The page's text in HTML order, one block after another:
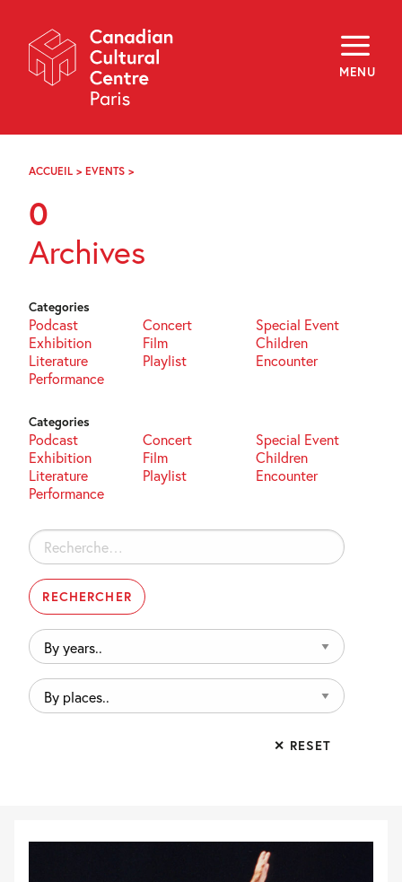
Navigation
MENU
About
Programming
Off-Site
Explore
Archives
FR
ACCUEIL > EVENTS >
0
Archives
Categories
Podcast Concert
Special Event
Exhibition
Film
Children
Literature
Playlist
Encounter
Performance
Categories
Podcast Concert
Special Event
Exhibition
Film
Children
Literature
Playlist
Encounter
Performance
Rechercher :
By
years..
By
places..
✕ RESET